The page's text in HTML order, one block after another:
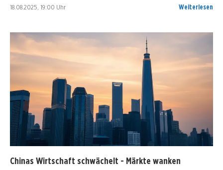
18.08.2025, 19:00 Uhr Weiterlesen
Chinas Wirtschaft schwächelt - Märkte wanken